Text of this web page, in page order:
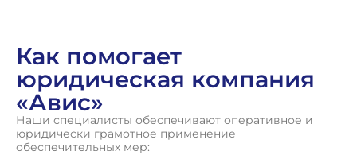
Как помогает
юридическая компания
«Авис»
Наши специалисты обеспечивают оперативное и
юридически грамотное применение
обеспечительных мер: